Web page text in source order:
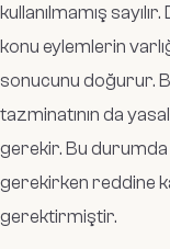
kullanılmamış
konu eylemlerin
sonucunu doğurur.
tazminatının da
gerekir. Bu durumda
gerekirken reddine
gerektirmiştir.